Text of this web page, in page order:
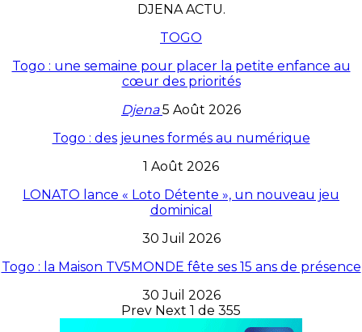
DJENA ACTU.
TOGO
Togo : une semaine pour placer la petite enfance au
cœur des priorités
Djena5 Août 2026
Togo : des jeunes formés au numérique
1 Août 2026
LONATO lance « Loto Détente », un nouveau jeu
dominical
30 Juil 2026
Togo : la Maison TV5MONDE fête ses 15 ans de présence
30 Juil 2026
Prev Next 1 de 355